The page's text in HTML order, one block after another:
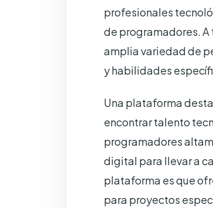
profesionales
de programadores.
amplia variedad de
y habilidades
Una plataforma
encontrar talento
programadores
digital para llevar a
plataforma es que
para proyectos